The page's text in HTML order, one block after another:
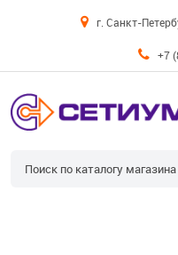
г. Санкт-
+7